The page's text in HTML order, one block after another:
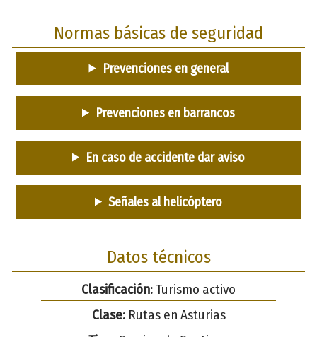
Normas básicas de seguridad
Prevenciones en general
Prevenciones en barrancos
En caso de accidente dar aviso
Señales al helicóptero
Datos técnicos
Clasificación:Turismo activo
Clase:Rutas en Asturias